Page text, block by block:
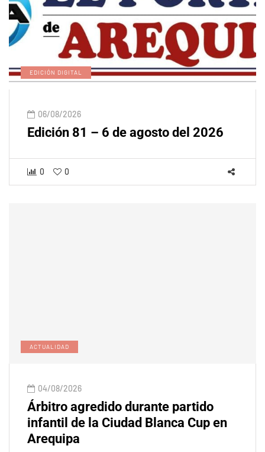
EDICIÓN DIGITAL
06/08/2026
Edición 81 – 6 de agosto del 2026
0 0
ACTUALIDAD
04/08/2026
Árbitro agredido durante partido
infantil de la Ciudad Blanca Cup en
Arequipa